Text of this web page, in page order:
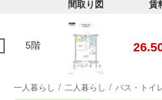
間取り図 賃
5階
一人暮らし 二人暮らし バス・トイ